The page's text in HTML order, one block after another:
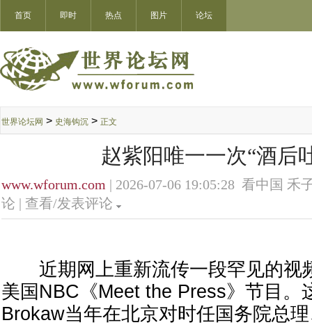
首页 即时 热点 图片 论坛
世界论坛网 > 史海钩沉 > 正文
赵紫阳唯一一次“酒后
www.wforum.com | 2026-07-06 19:05:28 看中国 禾
论 | 查看/发表评论
近期网上重新流传一段罕见的视
美国NBC《Meet the Press》节目。
Brokaw当年在北京对时任国务院总